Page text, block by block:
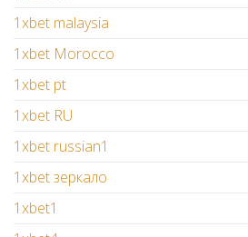
1xbet malaysia
1xbet Morocco
1xbet pt
1xbet RU
1xbet russian1
1xbet зеркало
1xbet1